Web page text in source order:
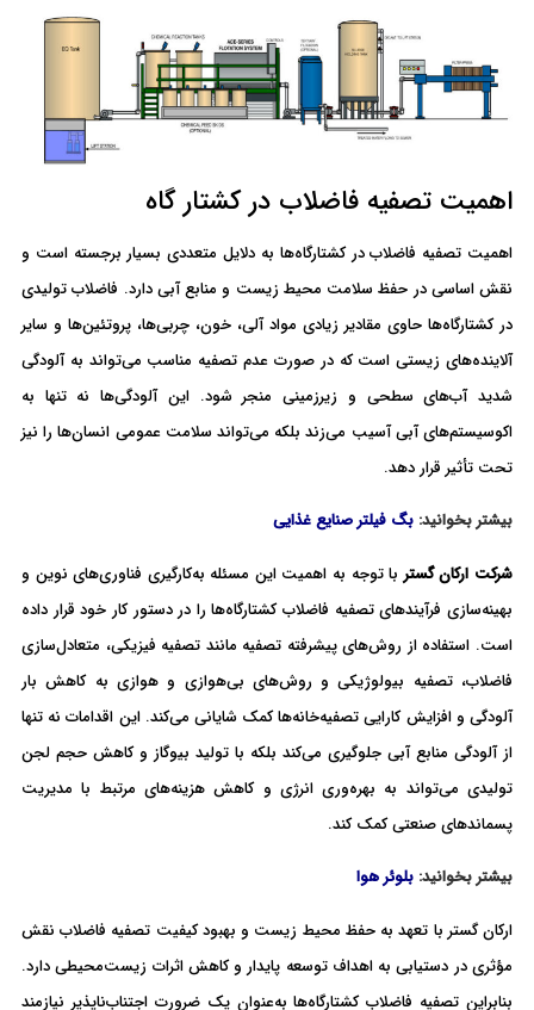
اهمیت تصفیه فاضلاب در کشتار گاه
اهمیت تصفیه فاضلاب در کشتارگاه‌ها به دلایل متعددی بسیار برجسته است و
نقش اساسی در حفظ سلامت محیط زیست و منابع آبی دارد. فاضلاب تولیدی
در کشتارگاه‌ها حاوی مقادیر زیادی مواد آلی، خون، چربی‌ها، پروتئین‌ها و سایر
آلاینده‌های زیستی است که در صورت عدم تصفیه مناسب می‌تواند به آلودگی
شدید آب‌های سطحی و زیرزمینی منجر شود. این آلودگی‌ها نه تنها به
اکوسیستم‌های آبی آسیب می‌زند بلکه می‌تواند سلامت عمومی انسان‌ها را نیز
تحت تأثیر قرار دهد.
بیشتر بخوانید: بگ فیلتر صنایع غذایی
شرکت ارکان گستر با توجه به اهمیت این مسئله به‌کارگیری فناوری‌های نوین و
بهینه‌سازی فرآیندهای تصفیه فاضلاب کشتارگاه‌ها را در دستور کار خود قرار داده
است. استفاده از روش‌های پیشرفته تصفیه مانند تصفیه فیزیکی، متعادل‌سازی
فاضلاب، تصفیه بیولوژیکی و روش‌های بی‌هوازی و هوازی به کاهش بار
آلودگی و افزایش کارایی تصفیه‌خانه‌ها کمک شایانی می‌کند. این اقدامات نه تنها
از آلودگی منابع آبی جلوگیری می‌کند بلکه با تولید بیوگاز و کاهش حجم لجن
تولیدی می‌تواند به بهره‌وری انرژی و کاهش هزینه‌های مرتبط با مدیریت
پسماندهای صنعتی کمک کند.
بیشتر بخوانید: بلوئر هوا
ارکان گستر با تعهد به حفظ محیط زیست و بهبود کیفیت تصفیه فاضلاب نقش
مؤثری در دستیابی به اهدافتوسعه پایدار و کاهش اثرات زیست‌محیطی دارد.
بنابراین تصفیه فاضلاب کشتارگاه‌ها به‌عنوان یک ضرورت اجتناب‌ناپذیر نیازمند